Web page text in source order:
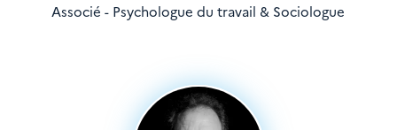
Associé - Psychologue du travail & Sociologue